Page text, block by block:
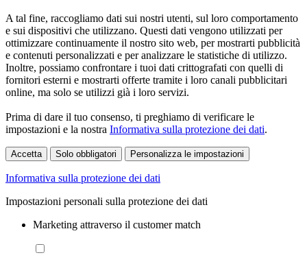
A tal fine, raccogliamo dati sui nostri utenti, sul loro comportamento
e sui dispositivi che utilizzano. Questi dati vengono utilizzati per
ottimizzare continuamente il nostro sito web, per mostrarti pubblicità
e contenuti personalizzati e per analizzare le statistiche di utilizzo.
Inoltre, possiamo confrontare i tuoi dati crittografati con quelli di
fornitori esterni e mostrarti offerte tramite i loro canali pubblicitari
online, ma solo se utilizzi già i loro servizi.
Prima di dare il tuo consenso, ti preghiamo di verificare le
impostazioni e la nostra Informativa sulla protezione dei dati.
Accetta Solo obbligatori Personalizza le impostazioni
Informativa sulla protezione dei dati
Impostazioni personali sulla protezione dei dati
Marketing attraverso il customer match